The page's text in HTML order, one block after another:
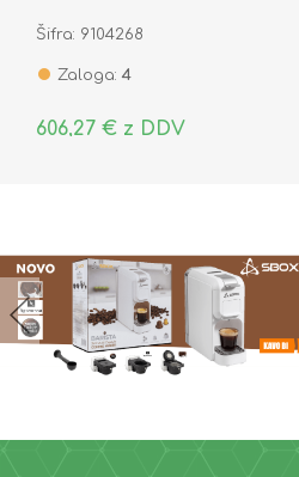
XG-8-PoE
Šifra: 9104268
Zaloga: 4
606,27 € z DDV